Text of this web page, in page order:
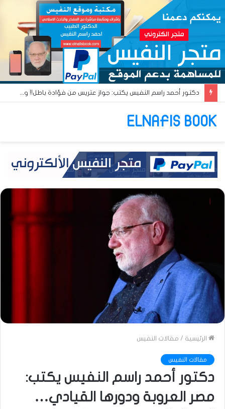
دكتور أحمد راسم النفيس يكتب: جواز عتريس من فؤادة باطل!! وجواز براقش من حُنين فاشل!!
ELNAFIS BOOK
الرئيسية / مقالات النفيس
مقالات النفيس
دكتور أحمد راسم النفيس يكتب:
مصر العروبة ودورها القيادي…